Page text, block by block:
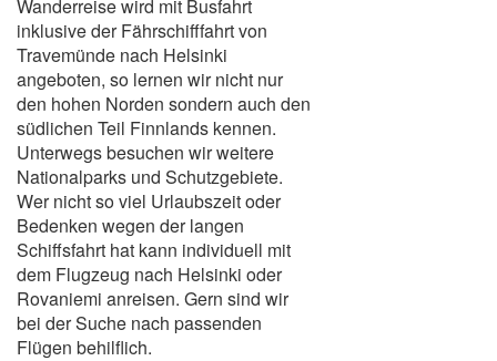
Wanderreise wird mit Busfahrt
inklusive der Fährschifffahrt von
Travemünde nach Helsinki
angeboten, so lernen wir nicht nur
den hohen Norden sondern auch den
südlichen Teil Finnlands kennen.
Unterwegs besuchen wir weitere
Nationalparks und Schutzgebiete.
Wer nicht so viel Urlaubszeit oder
Bedenken wegen der langen
Schiffsfahrt hat kann individuell mit
dem Flugzeug nach Helsinki oder
Rovaniemi anreisen. Gern sind wir
bei der Suche nach passenden
Flügen behilflich.